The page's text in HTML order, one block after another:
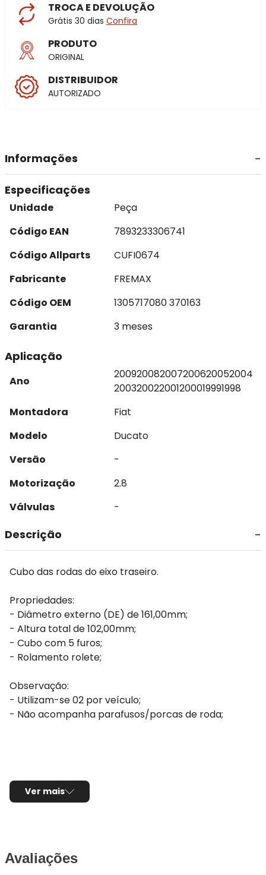
TROCA E DEVOLUÇÃO
Grátis 30 dias Confira
PRODUTO
ORIGINAL
DISTRIBUIDOR
AUTORIZADO
Informações
Especificações
Unidade
Peça
Código EAN
7893233306741
Código Allparts
CUFI0674
Fabricante
FREMAX
Código OEM
1305717080 370163
Garantia
3 meses
Aplicação
Ano
200920082007200620052004
200320022001200019991998
Montadora
Fiat
Modelo
Ducato
Versão
-
Motorização
2.8
Válvulas
-
Descrição
Cubo das rodas do eixo traseiro.
Propriedades:
- Diâmetro externo (DE) de 161,00mm;
- Altura total de 102,00mm;
- Cubo com 5 furos;
- Rolamento rolete;
Observação:
- Utilizam-se 02 por veículo;
- Não acompanha parafusos/porcas de roda;
Ver mais
Avaliações